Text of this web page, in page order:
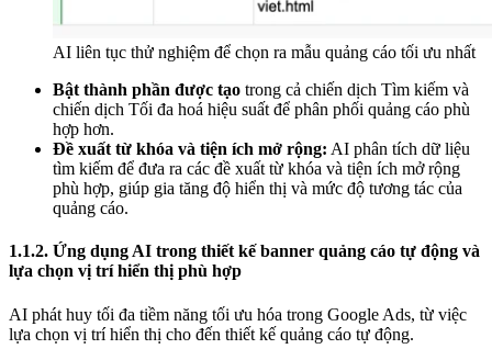
AI liên tục thử nghiệm để chọn ra mẫu quảng cáo tối ưu nhất
Bật thành phần được tạo trong cả chiến dịch Tìm kiếm và
chiến dịch Tối đa hoá hiệu suất để phân phối quảng cáo phù
hợp hơn.
Đề xuất từ khóa và tiện ích mở rộng: AI phân tích dữ liệu
tìm kiếm để đưa ra các đề xuất từ khóa và tiện ích mở rộng
phù hợp, giúp gia tăng độ hiển thị và mức độ tương tác của
quảng cáo.
1.1.2. Ứng dụng AI trong thiết kế banner quảng cáo tự động và
lựa chọn vị trí hiển thị phù hợp
AI phát huy tối đa tiềm năng tối ưu hóa trong Google Ads, từ việc
lựa chọn vị trí hiển thị cho đến thiết kế quảng cáo tự động.